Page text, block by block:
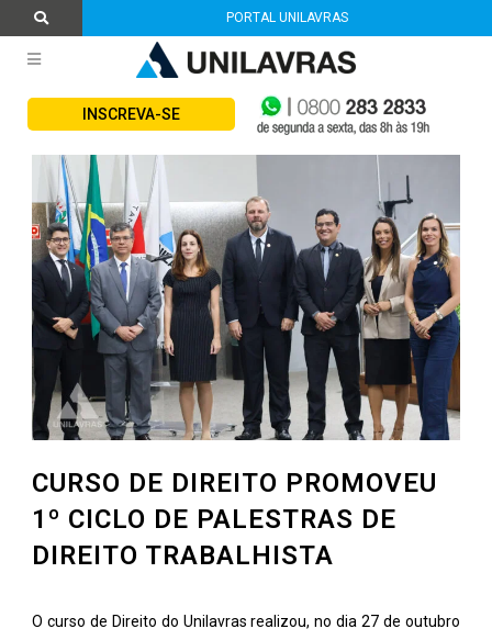
PORTAL UNILAVRAS
INSCREVA-SE
CURSO DE DIREITO PROMOVEU
1º CICLO DE PALESTRAS DE
DIREITO TRABALHISTA
O curso de Direito do Unilavras realizou, no dia 27 de outubro